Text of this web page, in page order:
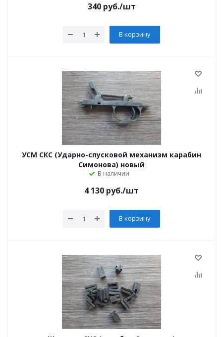
340руб./шт
В корзину
УСМ СКС (Ударно-спусковой механизм карабин
Симонова) новый
В наличии
4 130 руб./шт
В корзину